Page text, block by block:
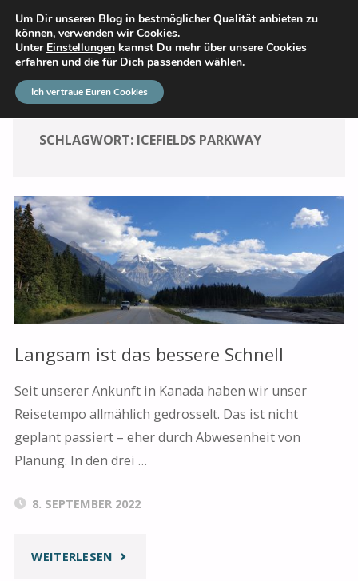
DAS GROSSE ABENTEUER
SCHLAGWORT: ICEFIELDS PARKWAY
Langsam ist das bessere Schnell
Seit unserer Ankunft in Kanada haben wir unser
Reisetempo allmählich gedrosselt. Das ist nicht
geplant passiert – eher durch Abwesenheit von
Planung. In den drei …
8. SEPTEMBER 2022
WEITERLESEN "LANGSAM
Um Dir unseren Blog in bestmöglicher Qualität anbieten zu
können, verwenden wir Cookies.
Unter Einstellungen kannst Du mehr über unsere Cookies
erfahren und die für Dich passenden wählen.
Ich vertraue Euren Cookies